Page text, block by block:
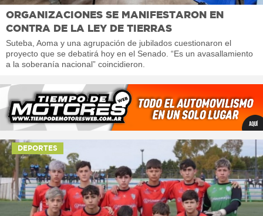
ORGANIZACIONES SE MANIFESTARON EN
CONTRA DE LA LEY DE TIERRAS
Suteba, Aoma y una agrupación de jubilados cuestionaron el
proyecto que se debatirá hoy en el Senado. “Es un avasallamiento
a la soberanía nacional” coincidieron.
DEPORTES